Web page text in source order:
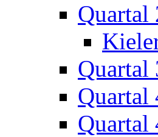
Quartal
Quartal
Quartal
Quartal